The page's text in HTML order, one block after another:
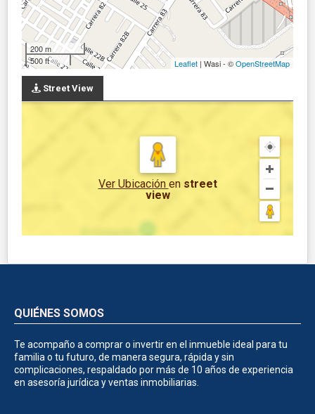
200 m
500 ft
Leaflet | Wasi - ©OpenStreetMap
Street View
Ver Ubicación en street
view
QUIÉNES SOMOS
Te acompaño a comprar o invertir en el inmueble ideal para tu
familia o tu futuro, de manera segura, rápida y sin
complicaciones, respaldado por más de 10 años de experiencia
en asesoría jurídica y ventas inmobiliarias.